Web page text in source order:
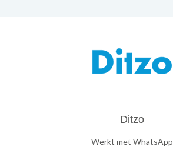
Ditzo
Werkt met WhatsApp